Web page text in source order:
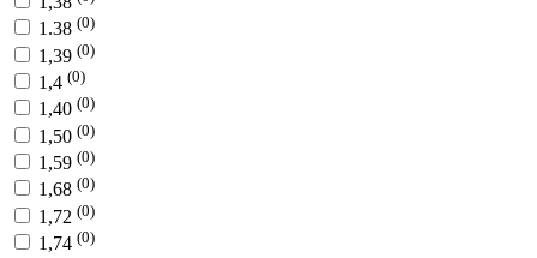
1.38 (0)
1,39 (0)
1,4 (0)
1,40 (0)
1,50 (0)
1,59 (0)
1,68 (0)
1,72 (0)
1,74 (0)